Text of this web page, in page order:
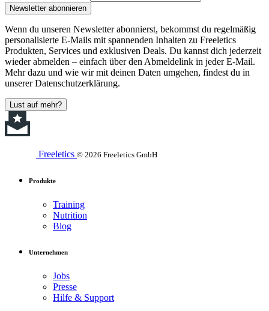
Newsletter abonnieren
Wenn du unseren Newsletter abonnierst, bekommst du regelmäßig
personalisierte E-Mails mit spannenden Inhalten zu Freeletics
Produkten, Services und exklusiven Deals. Du kannst dich jederzeit
wieder abmelden – einfach über den Abmeldelink in jeder E-Mail.
Mehr dazu und wie wir mit deinen Daten umgehen, findest du in
unserer Datenschutzerklärung.
Lust auf mehr?
Freeletics © 2026 Freeletics GmbH
Produkte
Training
Nutrition
Blog
Unternehmen
Jobs
Presse
Hilfe & Support